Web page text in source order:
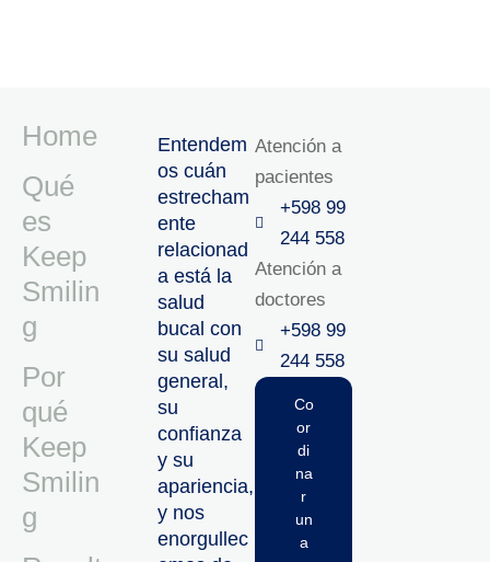
Home
Qué
es
Keep
Smilin
g
Por
qué
Keep
Smilin
g
Entendem
os cuán
estrecham
ente
relacionad
a está la
salud
bucal con
su salud
general,
su
confianza
y su
apariencia,
y nos
enorgullec
Atención a
pacientes
+598 99
244 558
Atención a
doctores
+598 99
244 558‬‬
Co
or
di
na
r
un
a